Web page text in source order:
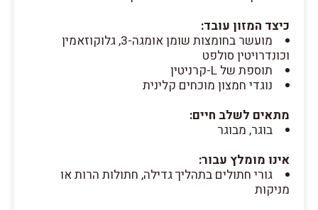
כיצד המזון עובד:
מועשר בחומצות שומן אומגה-3, גלוקוזאמין
וכונדרויטין סולפט
תוספת של L-קרניטין
נוגדי חמצון מוכחים קלינית
מתאים לשלב חיים:
בוגר, מבוגר
אינו מומלץ עבור:
גורי חתולים בתהליך גדילה, חתולות הרות או
מניקות